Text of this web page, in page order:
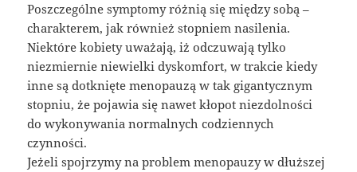
Poszczególne symptomy różnią się między sobą –
charakterem, jak również stopniem nasilenia.
Niektóre kobiety uważają, iż odczuwają tylko
niezmiernie niewielki dyskomfort, w trakcie kiedy
inne są dotknięte menopauzą w tak gigantycznym
stopniu, że pojawia się nawet kłopot niezdolności
do wykonywania normalnych codziennych
czynności.
Jeżeli spojrzymy na problem menopauzy w dłuższej